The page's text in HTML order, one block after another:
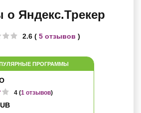
Яндекс.Трекер
2.6 ( 5 отзывов )
ПРОГРАММЫ
4 (1 отзывов)